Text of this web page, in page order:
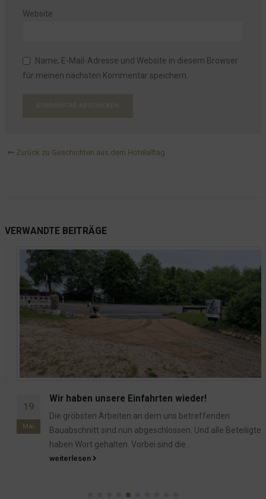
Website
Name, E-Mail-Adresse und Website in diesem Browser
für meinen nächsten Kommentar speichern.
Zurück zu Geschichten aus dem Hotelalltag
VERWANDTE BEITRÄGE
Wir haben unsere Einfahrten wieder!
Die gröbsten Arbeiten an dem uns betreffenden
Bauabschnitt sind nun abgeschlossen. Und alle Beteiligten
haben Wort gehalten. Vorbei sind die...
weiterlesen